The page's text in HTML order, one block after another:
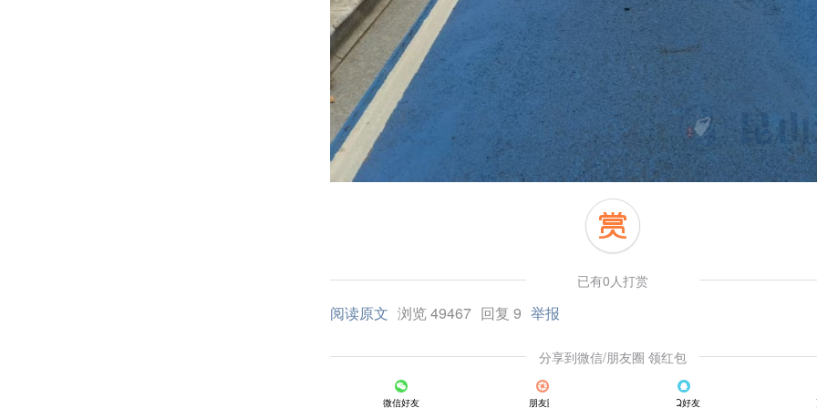
已有0人打赏
阅读原文 浏览 49467 回复 9 举报
分享到微信/朋友圈 领红包
微信好友 朋友圈 QQ好友